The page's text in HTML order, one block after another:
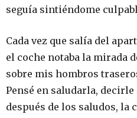
seguía sintiéndome
Cada vez que salía del
el coche notaba la mirada
sobre mis hombros
Pensé en saludarla,
después de los saludos, la